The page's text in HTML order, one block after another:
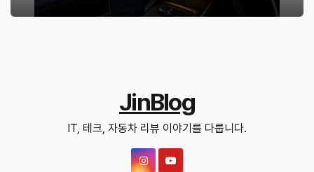
JinBlog
IT, 테크, 자동차 리뷰 이야기를 다룹니다.